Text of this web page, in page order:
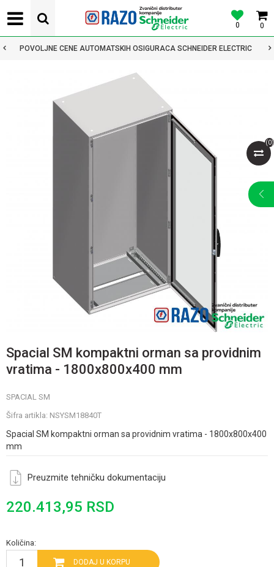
0
0
POVOLJNE CENE AUTOMATSKIH OSIGURACA SCHNEIDER ELECTRIC
(0)
Spacial SM kompaktni orman sa providnim
vratima - 1800x800x400 mm
SPACIAL SM
Šifra artikla: NSYSM18840T
Spacial SM kompaktni orman sa providnim vratima - 1800x800x400
mm
Preuzmite tehničku dokumentaciju
220.413,95 RSD
Količina:
DODAJ U KORPU